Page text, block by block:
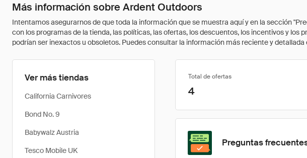
Más información sobre Ardent Outdoors
Intentamos asegurarnos de que toda la información que se muestra aquí y en la sección
con los programas de la tienda, las políticas, las ofertas, los descuentos, los incentivos y
podrían ser inexactos u obsoletos. Puedes consultar la información más reciente y detallada
Ver más tiendas
California Carnivores
Bond No. 9
Babywalz Austria
Tesco Mobile UK
Total de ofertas
4
Preguntas